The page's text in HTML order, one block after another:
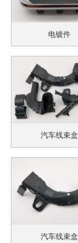
电镀件
汽车线束盒
汽车线束盒